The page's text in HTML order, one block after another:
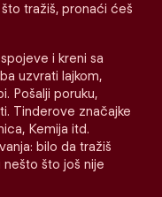
tražiš, pronaći ćeš
i kreni sa
uzvrati lajkom,
Pošalji poruku,
Tinderove značajke
Kemija itd.
bilo da tražiš
što još nije